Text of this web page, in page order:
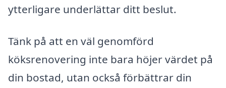
ytterligare underlättar ditt beslut.
Tänk på att en väl genomförd
köksrenovering inte bara höjer värdet på
din bostad, utan också förbättrar din